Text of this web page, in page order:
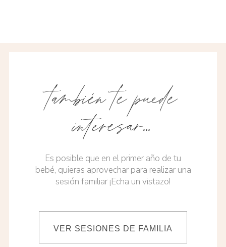
también te puede
interesar…
Es posible que en el primer año de tu
bebé, quieras aprovechar para realizar una
sesión familiar ¡Echa un vistazo!
VER SESIONES DE FAMILIA